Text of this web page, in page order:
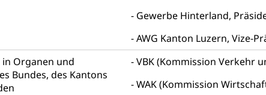
Gewerbe Hinterland,
AWG Kanton Luzern, Vize-
Organen und
Bundes, des Kantons
VBK (Kommission Verkehr
WAK (Kommission
Gemeindeverbände für Abfallentsorgung
Gewässerschutz, Naturschutz, Umweltschutz
Landwirtschaft und Wald) Natur- und
Schadstoffe, Giftstoffe, Störfall